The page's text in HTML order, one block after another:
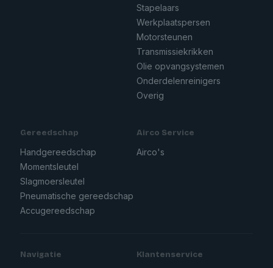
Stapelaars
Werkplaatspersen
Motorsteunen
Transmissiekrikken
Olie opvangsystemen
Onderdelenreinigers
Overig
Gereedschap
Handgereedschap
Momentsleutel
Slagmoersleutel
Pneumatische gereedschap
Accugereedschap
Airco Service
Airco's
Navigatie Klantenservice